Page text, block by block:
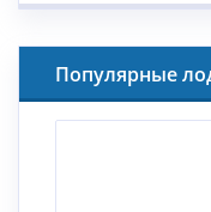
Популярные